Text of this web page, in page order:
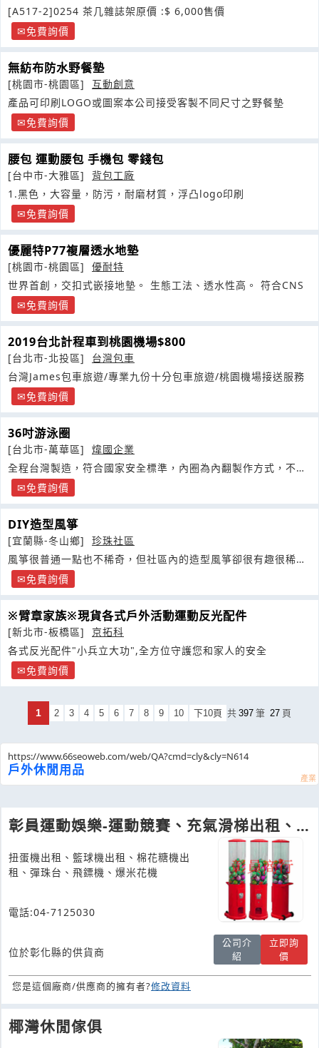
[A517-2]0254 茶几雜誌架原價 :$ 6,000售價
免費詢價
無紡布防水野餐墊
[桃園市-桃園區]
互動創意
產品可印刷LOGO或圖案本公司接受客製不同尺寸之野餐墊
免費詢價
腰包 運動腰包 手機包 零錢包
[台中市-大雅區]
背包工廠
1.黑色，大容量，防污，耐磨材質，浮凸logo印刷
免費詢價
優麗特P77複層透水地墊
[桃園市-桃園區]
優耐特
世界首創，交扣式嵌接地墊。 生態工法、透水性高。 符合CNS
免費詢價
2019台北計程車到桃園機場$800
[台北市-北投區]
台灣包車
台灣James包車旅遊/專業九份十分包車旅遊/桃園機場接送服務
免費詢價
36吋游泳圈
[台北市-萬華區]
煒國企業
全程台灣製造，符合國家安全標準，內圈為內翻製作方式，不傷
皮膚，免費詢價
DIY造型風箏
[宜蘭縣-冬山鄉]
珍珠社區
風箏很普通一點也不稀奇，但社區內的造型風箏卻很有趣很稀
有，依客人喜好選擇社區提供描繪圖案或者自己想畫不管是人或
動物臉譜
免費詢價
※臂章家族※現貨各式戶外活動運動反光配件
[新北市-板橋區]
京拓科
各式反光配件"小兵立大功",全方位守護您和家人的安全
免費詢價
1 2 3 4 5 6 7 8 9 10 下10頁 共 397 筆 27 頁
https://www.66seoweb.com/web/QA?cmd=cly&cly=N614
戶外休閒用品
彰員運動娛樂-運動競賽、充氣滑梯出租、
闖關家庭日、辦活動、展場道具
扭蛋機出租、籃球機出租、棉花糖機出
租、彈珠台、飛鏢機、爆米花機
電話:04-7125030
位於彰化縣的供貨商
公司介
紹
立即詢
價
您是這個廠商/供應商的擁有者?修改資料
椰灣休閒傢俱